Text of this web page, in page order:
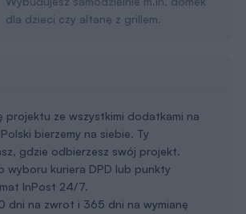
dla dzieci czy altanę z grillem.
projektu ze wszystkimi dodatkami na
bierzemy na siebie. Ty
gdzie odbierzesz swój projekt.
wyboru kuriera DPD lub punkty
InPost 24/7.
dni na zwrot i 365 dni na wymianę